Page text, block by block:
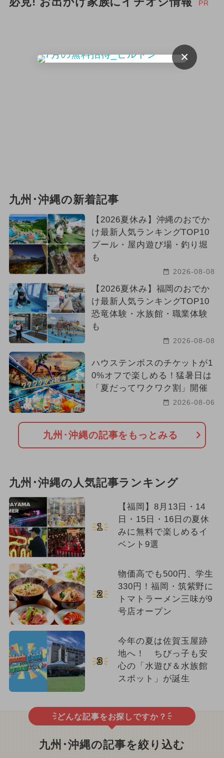
PR
九州･沖縄の新着記事
【2026夏休み】沖縄のおでか
け最新人気ランキングTOP10
プール・屋内遊び場・釣り堀
も
2026-08-08
【2026夏休み】福岡のおでか
け最新人気ランキングTOP10
恐竜体験・水族館・職業体験
も
2026-08-08
ハウステンボスのチケットが1
0%オフで楽しめる！猛暑日は
「夏だってワクワク割」開催
2026-08-06
九州･沖縄の記事をもっとみる
九州･沖縄の人気記事ランキング
1
【福岡】8月13日・14
日・15日・16日の夏休
みに無料で楽しめるイ
ベント9選
2
物価高でも500円、学生
330円！福岡・筑紫野に
トマトラーメン三味が9
号店オープン
3
今年の夏は佐賀玉屋跡
地へ！ ちびっ子も安
心の「水遊び＆水族館
スポット」が誕生
どんな記事をお探しですか？
九州･沖縄の記事を絞り込む
×